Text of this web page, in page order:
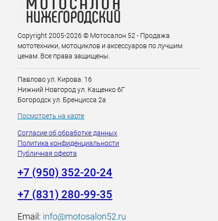
Copyright 2005-2026 © Мотосалон 52 - Продажа
мототехники, мотоциклов и аксессуаров по лучшим
ценам. Все права защищены.
Павлово ул. Кирова. 16
Нижний Новгород ул. Кащенко 6Г
Богородск ул. Бренцисса 2а
Посмотреть на карте
Согласие об обработке данных
Политика конфиденциальности
Публичная оферта
+7 (950) 352-20-24
+7 (831) 280-99-35
Email: info@motosalon52.ru